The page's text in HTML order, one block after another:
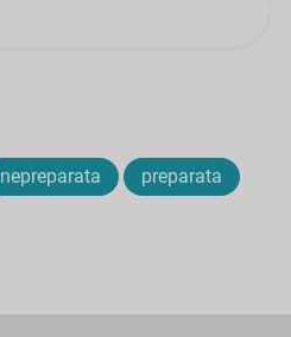
nepreparata preparata